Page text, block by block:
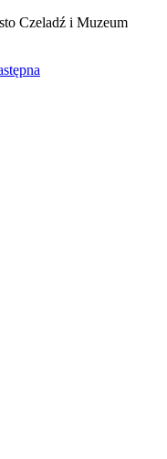
Czeladź i Muzeum